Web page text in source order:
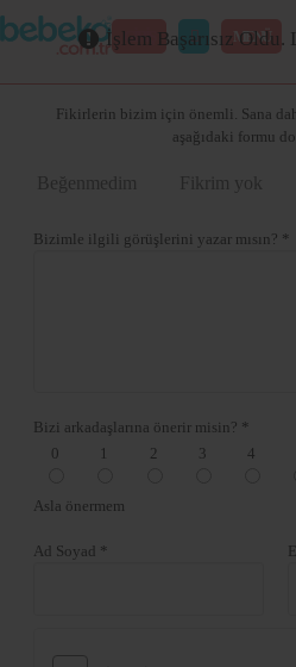
MENÜ
GİRİŞ
Fikirlerin bizim için önemli. Sana
aşağıdaki formu
Beğenmedim Fikrim yok
Bizimle ilgili görüşlerini yazar mısın? *
Bizi arkadaşlarına önerir misin? *
0
1 2 3 4
Asla önermem
Ad Soyad *
İşlem Başarısız Oldu.